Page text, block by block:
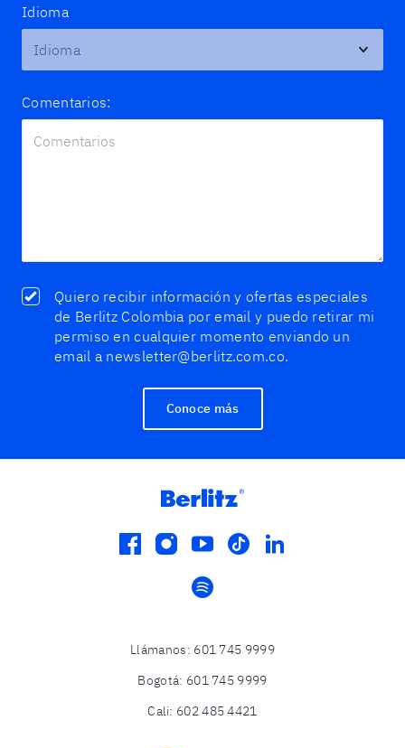
Idioma
Comentarios:
Quiero recibir información y ofertas especiales
de Berlitz Colombia por email y puedo retirar mi
permiso en cualquier momento enviando un
email a newsletter@berlitz.com.co.
Conoce más
facebook
instagram
youtube
tiktoklinkedin
spotify
Llámanos: 601 745 9999
Bogotá: 601 745 9999
Cali: 602 485 4421